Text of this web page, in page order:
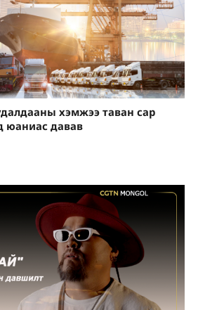
хэмжээ таван сар
юаниас давав